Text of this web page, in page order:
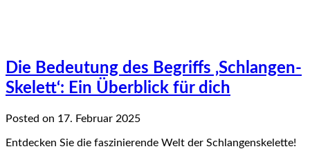
Die Bedeutung des Begriffs ‚Schlangen-
Skelett‘: Ein Überblick für dich
Posted on 17. Februar 2025
Entdecken Sie die faszinierende Welt der Schlangenskelette!